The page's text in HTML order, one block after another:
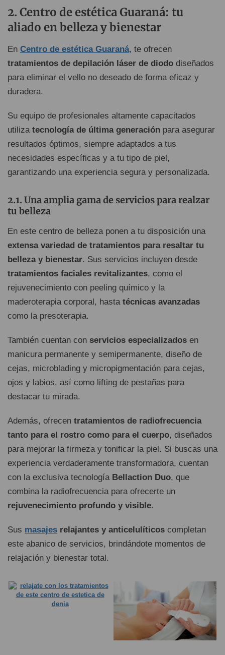
Centro de estética Guaraná: tu
aliado en belleza y bienestar
En Centro de estética Guaraná, te ofrecen
tratamientos de depilación láser de diodo diseñados
para eliminar el vello no deseado de forma eficaz y
duradera.
Su equipo de profesionales altamente capacitados
utiliza tecnología de última generación para asegurar
resultados óptimos, siempre adaptados a tus
necesidades específicas y a tu tipo de piel,
garantizando una experiencia segura y personalizada.
Una amplia gama de servicios para realzar
tu belleza
En este centro de belleza ponen a tu disposición una
extensa variedad de tratamientos para resaltar tu
belleza y bienestar. Sus servicios incluyen desde
tratamientos faciales revitalizantes, como el
rejuvenecimiento con peeling químico y la
maderoterapia corporal, hasta técnicas avanzadas
como la presoterapia.
También cuentan con servicios especializados en
manicura permanente y semipermanente, diseño de
cejas, microblading y micropigmentación para cejas,
ojos y labios, así como lifting de pestañas para
destacar tu mirada.
Además, ofrecen tratamientos de radiofrecuencia
tanto para el rostro como para el cuerpo, diseñados
para mejorar la firmeza y tonificar la piel. Si buscas una
experiencia verdaderamente transformadora, cuentan
con la exclusiva tecnología Bellaction Duo, que
combina la radiofrecuencia para ofrecerte un
rejuvenecimiento profundo y visible.
Sus masajes relajantes y anticelulíticos completan
este abanico de servicios, brindándote momentos de
relajación y bienestar total.